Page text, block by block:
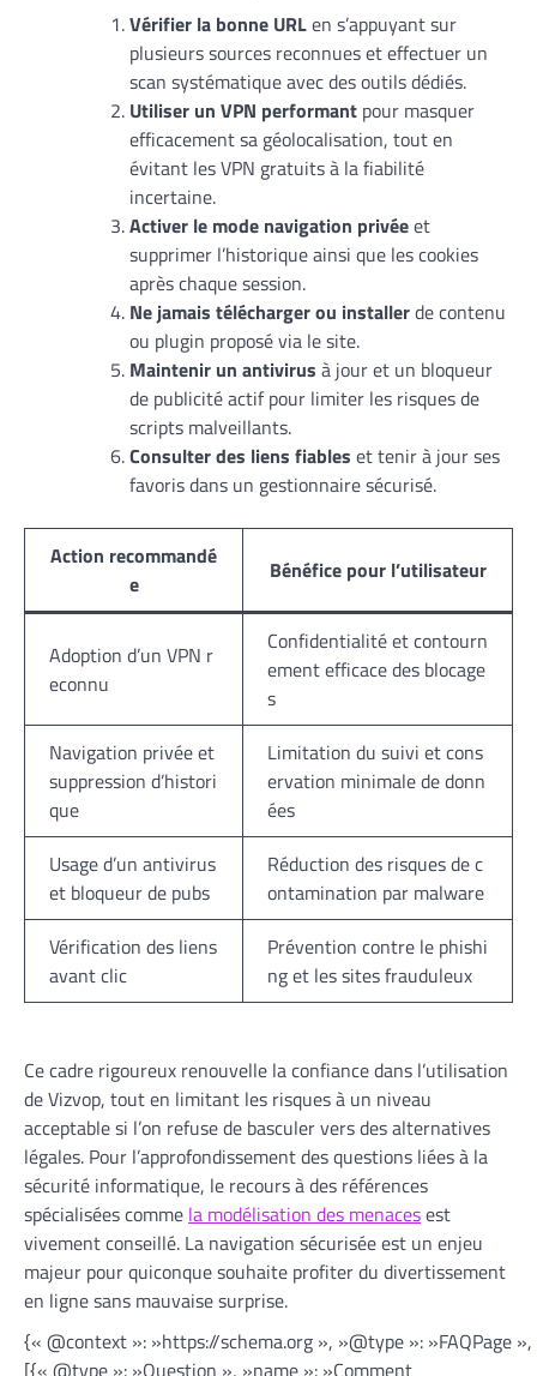
Vérifier la bonne URLen s’appuyant sur
plusieurs sources reconnues et effectuer un
scan systématique avec des outils dédiés.
Utiliser un VPN performant pour masquer
efficacement sa géolocalisation, tout en
évitant les VPN gratuits à la fiabilité
incertaine.
Activer le mode navigation privéeet
supprimer l’historique ainsi que les cookies
après chaque session.
Ne jamais télécharger ou installerde contenu
ou plugin proposé via le site.
Maintenir un antivirus à jour et un bloqueur
de publicité actif pour limiter les risques de
scripts malveillants.
Consulter des liens fiables et tenir à jour ses
favoris dans un gestionnaire sécurisé.
Action recommandé
e
Bénéfice pour l’utilisateur
Adoption d’un VPN r
econnu
Confidentialité et contourn
ement efficace des blocage
s
Navigation privée et
suppression d’histori
que
Limitation du suivi et cons
ervation minimale de donn
ées
Usage d’un antivirus
et bloqueur de pubs
Réduction des risques de c
ontamination par malware
Vérification des liens
avant clic
Prévention contre le phishi
ng et les sites frauduleux
Ce cadre rigoureux renouvelle la confiance dans l’utilisation
de Vizvop, tout en limitant les risques à un niveau
acceptable si l’on refuse de basculer vers des alternatives
légales. Pour l’approfondissement des questions liées à la
sécurité informatique, le recours à des références
spécialisées comme la modélisation des menacesest
vivement conseillé. La navigation sécurisée est un enjeu
majeur pour quiconque souhaite profiter du divertissement
en ligne sans mauvaise surprise.
{« @context »: »https://schema.org », »@type »: »FAQPage
[{« @type »: »Question », »name »: »Comment